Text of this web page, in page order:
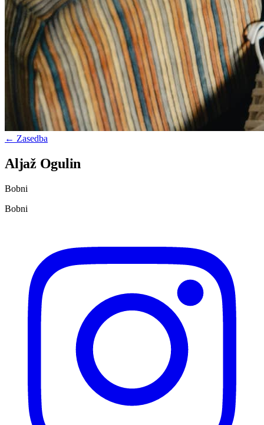
← Zasedba
Aljaž Ogulin
Bobni
Bobni